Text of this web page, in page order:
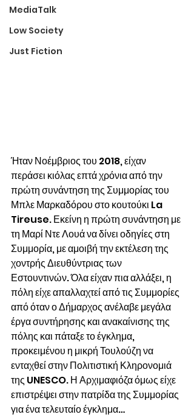
MediaTalk
Low Society
Just Fiction
Ήταν Νοέμβριος του 2018, είχαν
περάσει κιόλας επτά χρόνια από την
πρώτη συνάντηση της Συμμορίας του
Μπλε Μαρκαδόρου στο κουτούκι La
Tireuse. Εκείνη η πρώτη συνάντηση με
τη Μαρί Ντε Λουά να δίνει οδηγίες στη
Συμμορία, με αμοιβή την εκτέλεση της
χοντρής Διευθύντριας των
Εστουντινών. Όλα είχαν πια αλλάξει, η
πόλη είχε απαλλαχτεί από τις Συμμορίες
από όταν ο Δήμαρχος ανέλαβε μεγάλα
έργα συντήρησης και ανακαίνισης της
πόλης και πάταξε το έγκλημα,
προκειμένου η μικρή Τουλούζη να
ενταχθεί στην Πολιτιστική Κληρονομιά
της UNESCO. Η Αρχιμαφιόζα όμως είχε
επιστρέψει στην πατρίδα της Συμμορίας
για ένα τελευταίο έγκλημα…